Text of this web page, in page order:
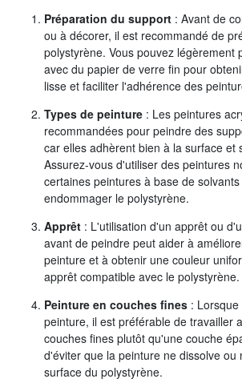
Préparation du support : Avant de
ou à décorer, il est recommandé de
polystyrène. Vous pouvez légèrement
avec du papier de verre fin pour
lisse et faciliter l'adhérence des
Types de peinture : Les peintures
recommandées pour peindre des
car elles adhèrent bien à la surface et
Assurez-vous d'utiliser des peintures
certaines peintures à base de
endommager le polystyrène.
Apprêt : L'utilisation d'un apprêt ou
avant de peindre peut aider à
peinture et à obtenir une couleur
apprêt compatible avec le polystyrène.
Peinture en couches fines :
peinture, il est préférable de travailler
couches fines plutôt qu'une couche
d'éviter que la peinture ne dissolve ou
surface du polystyrène.